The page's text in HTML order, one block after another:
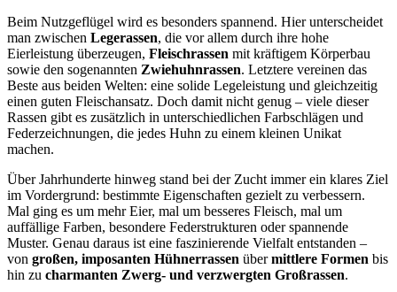
Beim Nutzgeflügel wird es besonders spannend. Hier unterscheidet
man zwischen Legerassen, die vor allem durch ihre hohe
Eierleistung überzeugen, Fleischrassen mit kräftigem Körperbau
sowie den sogenannten Zwiehuhnrassen. Letztere vereinen das
Beste aus beiden Welten: eine solide Legeleistung und gleichzeitig
einen guten Fleischansatz. Doch damit nicht genug – viele dieser
Rassen gibt es zusätzlich in unterschiedlichen Farbschlägen und
Federzeichnungen, die jedes Huhn zu einem kleinen Unikat
machen.
Über Jahrhunderte hinweg stand bei der Zucht immer ein klares Ziel
im Vordergrund: bestimmte Eigenschaften gezielt zu verbessern.
Mal ging es um mehr Eier, mal um besseres Fleisch, mal um
auffällige Farben, besondere Federstrukturen oder spannende
Muster. Genau daraus ist eine faszinierende Vielfalt entstanden –
von großen, imposanten Hühnerrassen übermittlere Formen bis
hin zu charmanten Zwerg- und verzwergten Großrassen.